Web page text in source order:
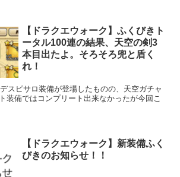
【ドラクエウォーク】ふくびきト
ータル100連の結果、天空の剣3
本目出たよ。そろそろ兜と盾く
れ！
スピサロ装備が登場したものの、天空ガチャ
装備ではコンプリート出来なかったが今回こ
【ドラクエウォーク】新装備ふく
びきのお知らせ！！